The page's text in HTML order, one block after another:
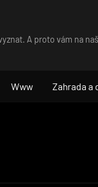
A proto vám na
Www Zahrada a